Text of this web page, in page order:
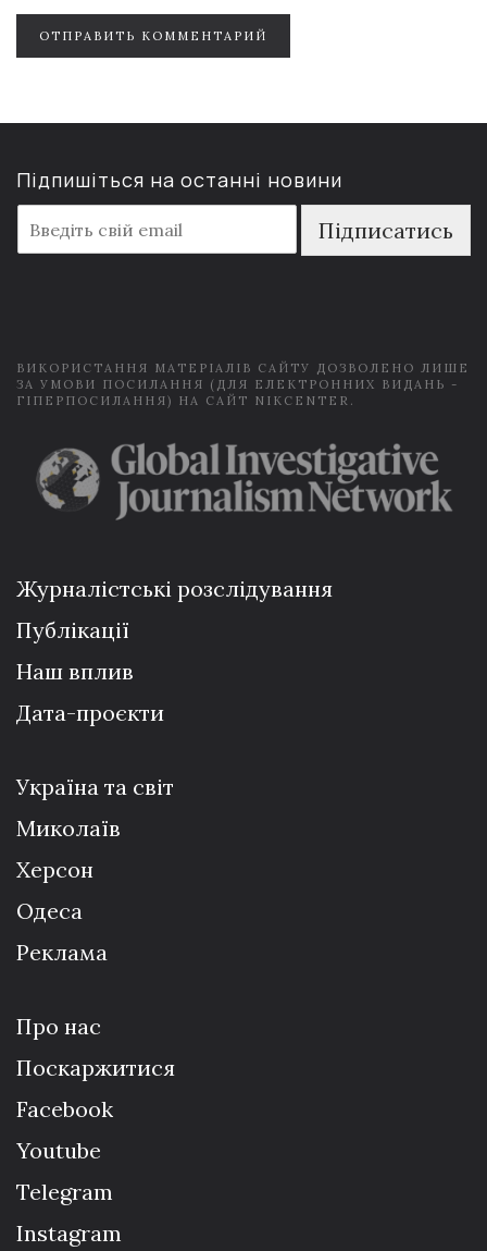
ОТПРАВИТЬ КОММЕНТАРИЙ
Підпишіться на останні новини
m
a
Підписатись
ВИКОРИСТАННЯ МАТЕРІАЛІВ САЙТУ ДОЗВОЛЕНО ЛИШЕ
ЗА УМОВИ ПОСИЛАННЯ (ДЛЯ ЕЛЕКТРОННИХ ВИДАНЬ -
ГІПЕРПОСИЛАННЯ) НА САЙТ NIKCENTER.
Журналістські розслідування
Публікації
Наш вплив
Дата-проєкти
Україна та світ
Миколаїв
Херсон
Одеса
Реклама
Про нас
Поскаржитися
Facebook
Youtube
Telegram
Instagram